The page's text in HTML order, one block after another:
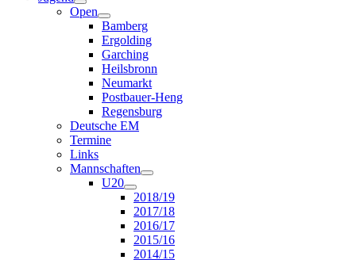
Open
Bamberg
Ergolding
Garching
Heilsbronn
Neumarkt
Postbauer-Heng
Regensburg
Deutsche EM
Termine
Links
Mannschaften
U20
2018/19
2017/18
2016/17
2015/16
2014/15